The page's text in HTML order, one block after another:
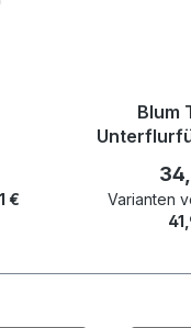
€
Blum
Varianten